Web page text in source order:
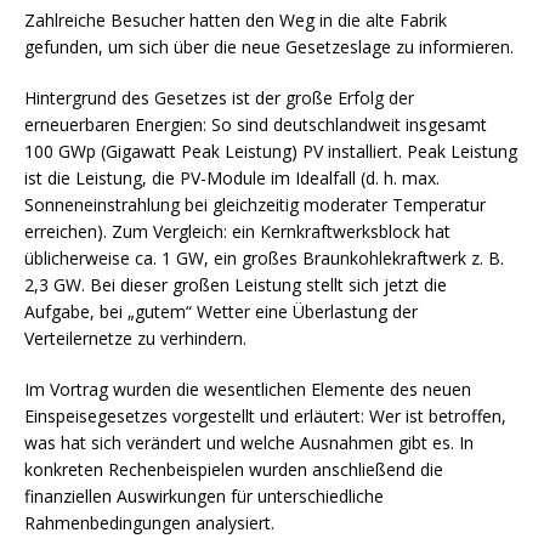
Zahlreiche Besucher hatten den Weg in die alte Fabrik
gefunden, um sich über die neue Gesetzeslage zu informieren.
Hintergrund des Gesetzes ist der große Erfolg der
erneuerbaren Energien: So sind deutschlandweit insgesamt
100 GWp (Gigawatt Peak Leistung) PV installiert. Peak Leistung
ist die Leistung, die PV-Module im Idealfall (d. h. max.
Sonneneinstrahlung bei gleichzeitig moderater Temperatur
erreichen). Zum Vergleich: ein Kernkraftwerksblock hat
üblicherweise ca. 1 GW, ein großes Braunkohlekraftwerk z. B.
2,3 GW. Bei dieser großen Leistung stellt sich jetzt die
Aufgabe, bei „gutem“ Wetter eine Überlastung der
Verteilernetze zu verhindern.
Im Vortrag wurden die wesentlichen Elemente des neuen
Einspeisegesetzes vorgestellt und erläutert: Wer ist betroffen,
was hat sich verändert und welche Ausnahmen gibt es. In
konkreten Rechenbeispielen wurden anschließend die
finanziellen Auswirkungen für unterschiedliche
Rahmenbedingungen analysiert.